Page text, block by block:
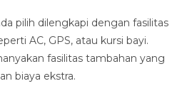
pilih dilengkapi dengan fasilitas
AC, GPS, atau kursi bayi.
fasilitas tambahan yang
biaya ekstra.